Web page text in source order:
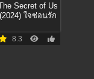
Secret of Us
(2024) ใจซ่อนรัก
8.3